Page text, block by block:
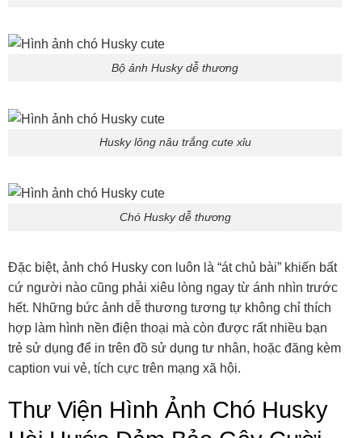
Bộ ảnh Husky dễ thương
Husky lông nâu trắng cute xỉu
Chó Husky dễ thương
Đặc biệt, ảnh chó Husky con luôn là “át chủ bài” khiến bất
cứ người nào cũng phải xiêu lòng ngay từ ánh nhìn trước
hết. Những bức ảnh dễ thương tương tự không chỉ thích
hợp làm hình nền điện thoại mà còn được rất nhiều bạn
trẻ sử dụng để in trên đồ sử dụng tư nhân, hoặc đăng kèm
caption vui vẻ, tích cực trên mạng xã hội.
Thư Viện Hình Ảnh Chó Husky